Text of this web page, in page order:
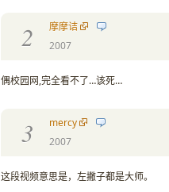
2
摩摩诘
2007
偶校园网,完全看不了…该死…
3
mercy
2007
这段视频意思是，左撇子都是大师。